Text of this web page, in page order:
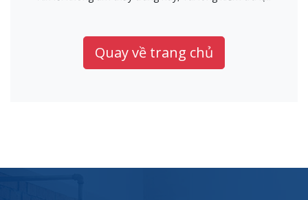
Quay về trang chủ